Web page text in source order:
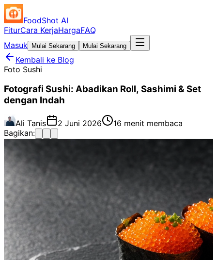
FoodShot AI
FiturCara KerjaHargaFAQ
Masuk
Mulai Sekarang Mulai Sekarang
Kembali ke Blog
Foto Sushi
Fotografi Sushi: Abadikan Roll, Sashimi & Set
dengan Indah
Ali Tanis 2 Juni 2026
16 menit membaca
Bagikan: